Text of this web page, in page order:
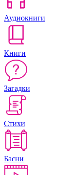
Аудиокниги
Книги
Загадки
Стихи
Басни